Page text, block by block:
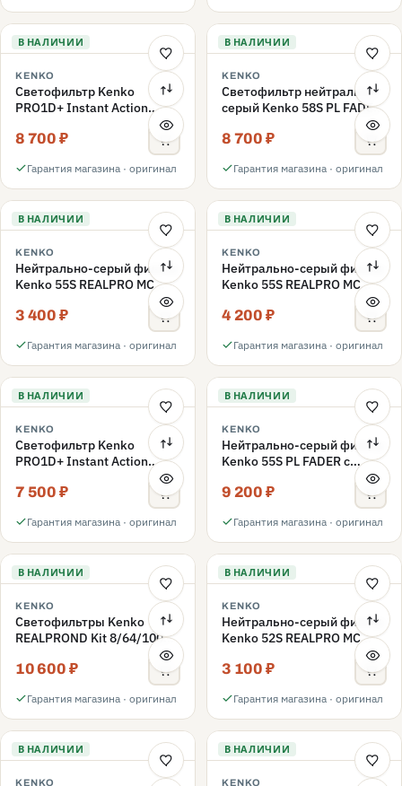
В НАЛИЧИИ
KENKO
Светофильтр Kenko
PRO1D+ Instant Action
Variable NDX3-450+C-PL
переменной плотности
8 700 ₽
Гарантия магазина · оригинал
В НАЛИЧИИ
KENKO
Светофильтр нейтрально-
серый Kenko 58S PL FADER
с переменной плотностью
ND3-ND400 58mm
8 700 ₽
Гарантия магазина · оригинал
В НАЛИЧИИ
KENKO
Нейтрально-серый фильтр
Kenko 55S REALPRO MC
3 400 ₽
Гарантия магазина · оригинал
В НАЛИЧИИ
KENKO
Нейтрально-серый фильтр
Kenko 55S REALPRO MC
4 200 ₽
Гарантия магазина · оригинал
В НАЛИЧИИ
KENKO
Светофильтр Kenko
PRO1D+ Instant Action
Variable NDX3-450+C-PLS
переменной плотности
7 500 ₽
Гарантия магазина · оригинал
В НАЛИЧИИ
KENKO
Нейтрально-серый фильтр
Kenko 55S PL FADER с
переменной плотностью
ND3-ND400 55mm
9 200 ₽
Гарантия магазина · оригинал
В НАЛИЧИИ
KENKO
Светофильтры Kenko
REALPROND Kit 8/64/1000
10 600 ₽
Гарантия магазина · оригинал
В НАЛИЧИИ
KENKO
Нейтрально-серый фильтр
Kenko 52S REALPRO MC
3 100 ₽
Гарантия магазина · оригинал
В НАЛИЧИИ
KENKO
В НАЛИЧИИ
KENKO